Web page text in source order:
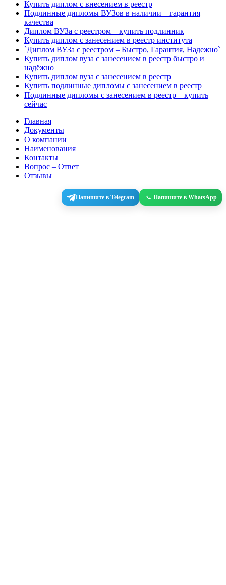
Купить диплом с внесением в реестр
Подлинные дипломы ВУЗов в наличии – гарантия
качества
Диплом ВУЗа с реестром – купить подлинник
Купить диплом с занесением в реестр института
`Диплом ВУЗа с реестром – Быстро, Гарантия, Надежно`
Купить диплом вуза с занесением в реестр быстро и
надёжно
Купить диплом вуза с занесением в реестр
Купить подлинные дипломы с занесением в реестр
Подлинные дипломы с занесением в реестр – купить
сейчас
Главная
Документы
О компании
Наименования
Контакты
Вопрос – Ответ
Отзывы
Напишите в Telegram Напишите в WhatsApp